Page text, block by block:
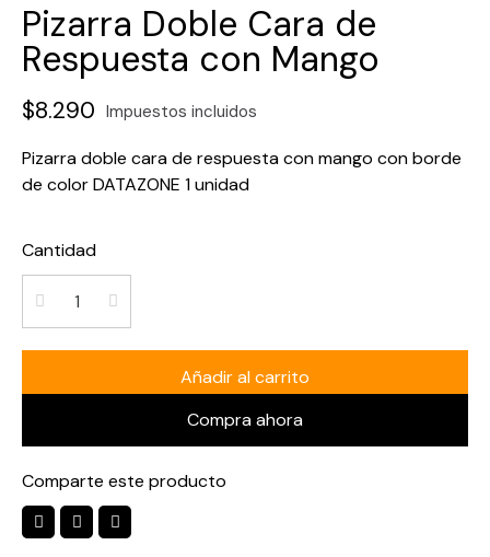
Pizarra Doble Cara de
Respuesta con Mango
$8.290 Impuestos incluidos
Pizarra doble cara de respuesta con mango con borde
de color DATAZONE 1 unidad
Cantidad
Añadir al carrito
Compra ahora
Comparte este producto